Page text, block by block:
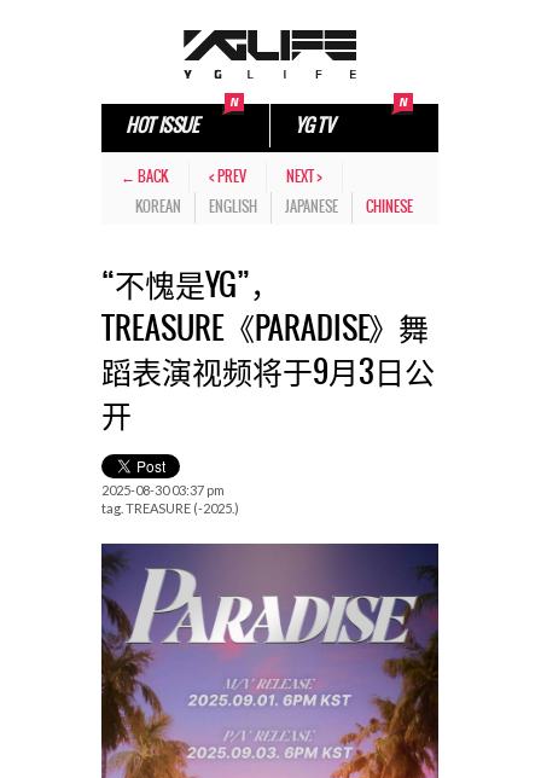
HOT ISSUE YG TV
← BACK < PREV
NEXT >
KOREAN
ENGLISH JAPANESE CHINESE
“不愧是YG”，
TREASURE《PARADISE》舞
蹈表演视频将于9月3日公
开
2025-08-30 03:37 pm
tag. TREASURE (-2025.)